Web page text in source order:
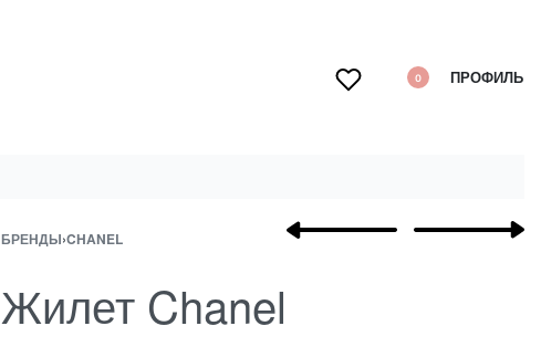
0 ПРОФИЛЬ
БРЕНДЫ›CHANEL
Жилет Chanel